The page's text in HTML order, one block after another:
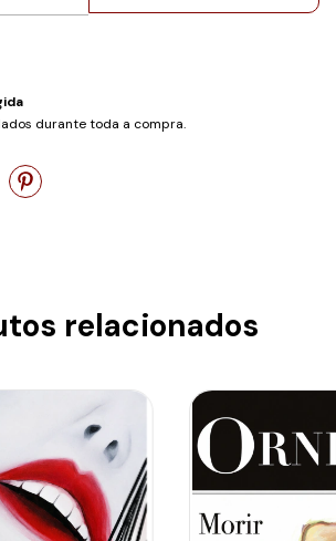
durante toda a compra.
relacionados